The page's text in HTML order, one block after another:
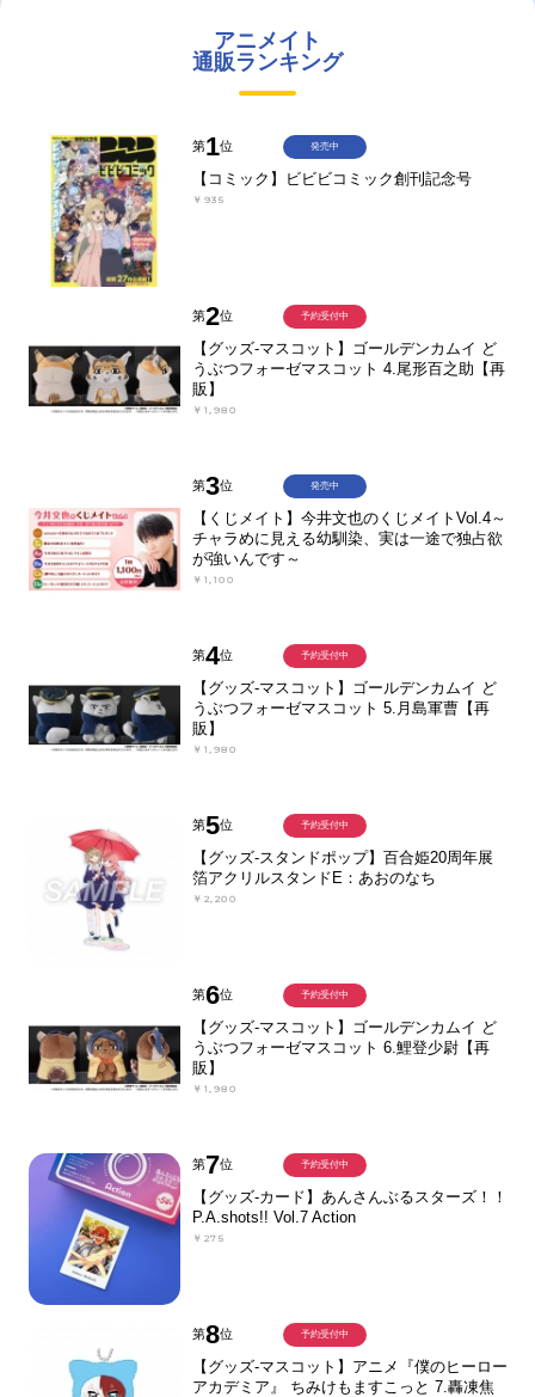
アニメイト
通販ランキング
第1位
【コミック】ビビビコミック創刊記念号
￥935
発売中
第2位
【グッズ-マスコット】ゴールデンカムイ ど
うぶつフォーゼマスコット 4.尾形百之助【再
販】
￥1,980
予約受付中
第3位
【くじメイト】今井文也のくじメイトVol.4～
チャラめに見える幼馴染、実は一途で独占欲
が強いんです～
￥1,100
発売中
第4位
【グッズ-マスコット】ゴールデンカムイ ど
うぶつフォーゼマスコット 5.月島軍曹【再
販】
￥1,980
予約受付中
第5位
【グッズ-スタンドポップ】百合姫20周年展
箔アクリルスタンドE：あおのなち
￥2,200
予約受付中
第6位
【グッズ-マスコット】ゴールデンカムイ ど
うぶつフォーゼマスコット 6.鯉登少尉【再
販】
￥1,980
予約受付中
第7位
【グッズ-カード】あんさんぶるスターズ！！
P.A.shots!! Vol.7 Action
￥275
予約受付中
第8位
【グッズ-マスコット】アニメ『僕のヒーロー
アカデミア』 ちみけもますこっと 7.轟凍焦
予約受付中